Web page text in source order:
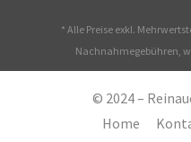
* Alle Preise exkl.
Nachnahmegebühren,
© 2024 –
Home